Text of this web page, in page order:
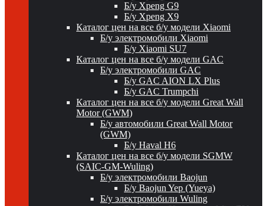
Б/у Xpeng G9
Б/у Xpeng X9
Каталог цен на все б/у модели Xiaomi
Б/у электромобили Xiaomi
Б/у Xiaomi SU7
Каталог цен на все б/у модели GAC
Б/у электромобили GAC
Б/у GAC AION LX Plus
Б/у GAC Trumpchi
Каталог цен на все б/у модели Great Wall
Motor (GWM)
Б/у автомобили Great Wall Motor
(GWM)
Б/у Haval H6
Каталог цен на все б/у модели SGMW
(SAIC-GM-Wuling)
Б/у электромобили Baojun
Б/у Baojun Yep (Yueya)
Б/у электромобили Wuling